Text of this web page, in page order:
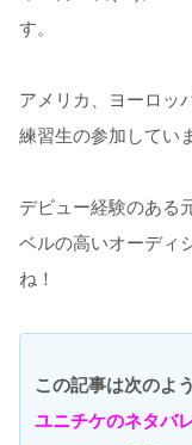
す。
アメリカ、ヨーロッ
練習生の参加してい
デビュー経験のある
ベルの高いオーディ
ね！
この記事は次のよ
ユニチケのネタバ